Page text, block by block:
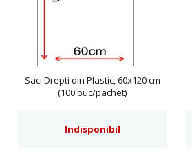
Saci Drepti din Plastic, 60x120 cm
(100 buc/pachet)
Indisponibil